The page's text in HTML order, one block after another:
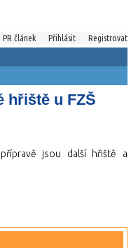
PR článek Přihlásit Registrovat
hřiště u FZŠ
jsou další hřiště a